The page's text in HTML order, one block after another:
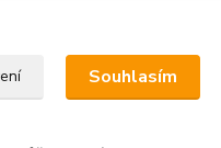
Upravit sběr cookies.
Souhlasím